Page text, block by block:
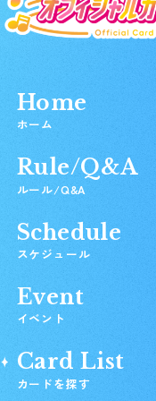
Home
ホーム
Rule/Q&A
ルール/Q&A
Schedule
スケジュール
Event
イベント
Card List
カードを探す